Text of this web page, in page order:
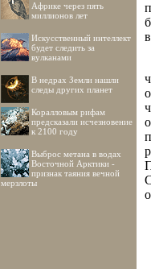
Африке через пять
миллионов лет
Искусственный интеллект
будет следить за
вулканами
В недрах Земли нашли
следы других планет
Коралловым рифам
предсказали исчезновение
к 2100 году
Выброс метана в водах
Восточной Арктики -
признак таяния вечной
мерзлоты